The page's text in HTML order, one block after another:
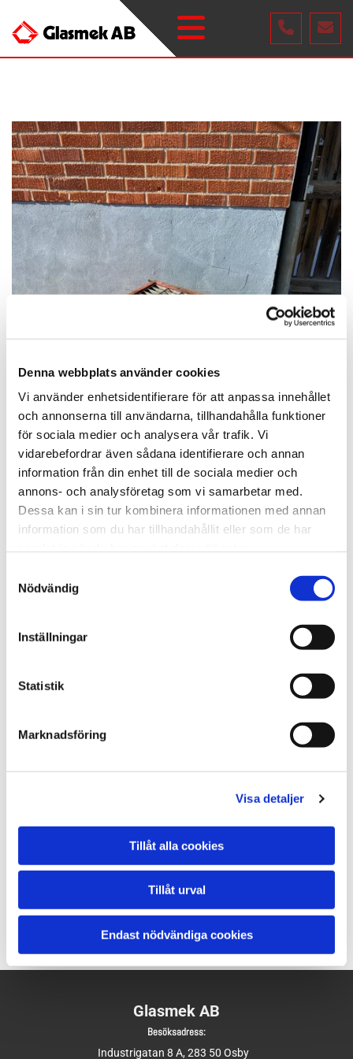
Denna webbplats använder cookies
Vi använder enhetsidentifierare för att anpassa innehållet
och annonserna till användarna, tillhandahålla funktioner
för sociala medier och analysera vår trafik. Vi
vidarebefordrar även sådana identifierare och annan
information från din enhet till de sociala medier och
annons- och analysföretag som vi samarbetar med.
Dessa kan i sin tur kombinera informationen med annan
information som du har tillhandahållit eller som de har
Nödvändig
Inställningar
Statistik
Marknadsföring
Visa detaljer
Tillåt alla cookies
Tillåt urval
Endast nödvändiga cookies
UPPSAMLINGSKÄRL 800 X 800 MM
Rymmer 225 Liter
Glasmek AB
Besöksadress:
Industrigatan 8 A, 283 50 Osby